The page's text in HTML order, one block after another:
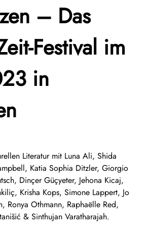
– Das
Festival im
in
Literatur mit Luna Ali, Shida
Katia Sophia Ditzler, Giorgio
Dinçer Güçyeter, Jehona Kicaj,
Krisha Kops, Simone Lappert, Jo
Ronya Othmann, Raphaëlle Red,
& Sinthujan Varatharajah.